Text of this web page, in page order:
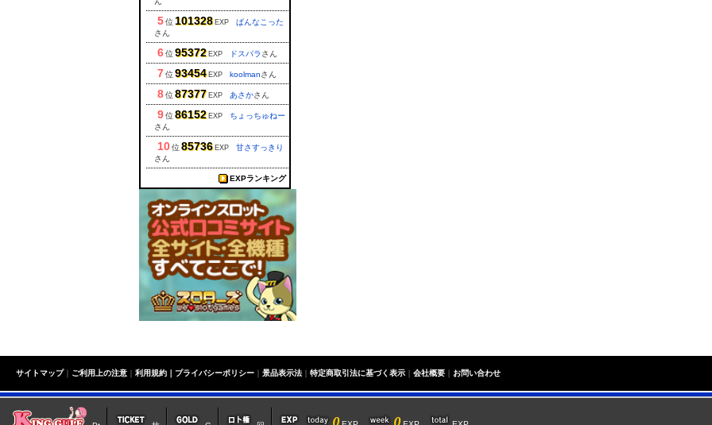
5位 101328 EXP
ぱんなこった
さん
6位 95372 EXP ドスパラさん
7位 93454 EXP koolmanさん
8位 87377 EXP あさかさん
9位 86152 EXP
ちょっちゅねー
さん
10位 85736 EXP
甘さすっきり
さん
EXPランキング
0 0
サイトマップ｜ ご利用上の注意 ｜ 利用規約｜ プライバシーポリシー ｜ 景品表示法 ｜ 特定商取引法に基づく表示 ｜ 会社概要 ｜ お問い合わせ